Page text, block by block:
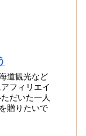
道観光など
フィリエイ
だいた一人
贈りたいで